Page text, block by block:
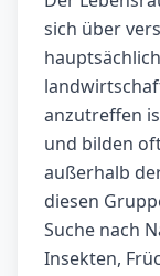
sich über
anzutreffen
und bilden
außerhalb
diesen
Suche nach
Insekten,